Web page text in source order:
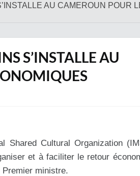
AU CAMEROUN POUR
S’INSTALLE AU
Shared Cultural Organization
et à faciliter le retour
ministre.